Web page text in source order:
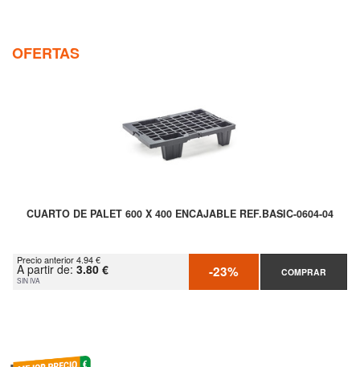
OFERTAS
CUARTO DE PALET 600 X 400 ENCAJABLE REF.BASIC-0604-04
Precio anterior 4.94 €
A partir de: 3.80 €
SIN IVA -23% COMPRAR